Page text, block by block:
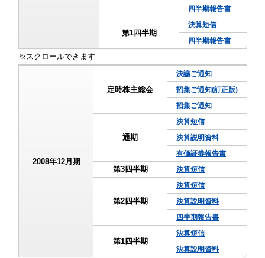
四半期報告書
第1四半期
決算短信
四半期報告書
2008年12月期
定時株主総会
決議ご通知
招集ご通知(訂正版)
招集ご通知
通期
決算短信
決算説明資料
有価証券報告書
第3四半期 決算短信
第2四半期
決算短信
決算説明資料
四半期報告書
第1四半期
決算短信
決算説明資料